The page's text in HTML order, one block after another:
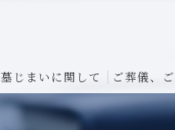
墓じまいに関して ご葬儀、